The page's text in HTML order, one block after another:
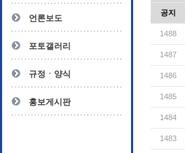
- 전문수련감독자
- 전문수련기관
언론보도
포토갤러리
규정ㆍ양식
홍보게시판
공지
1488
1487
1486
1485
1484
1483